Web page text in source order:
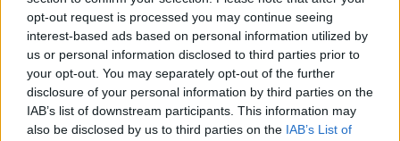
opt-out request is processed you may continue seeing
interest-based ads based on personal information utilized by
us or personal information disclosed to third parties prior to
your opt-out. You may separately opt-out of the further
disclosure of your personal information by third parties on the
IAB’s list of downstream participants. This information may
also be disclosed by us to third parties on the IAB’s List of
EVENTI
I Pionieri del Rugby: Storia
dell'Azzurro Enrico Allevi
Redazione / 21.04.2025 22:32